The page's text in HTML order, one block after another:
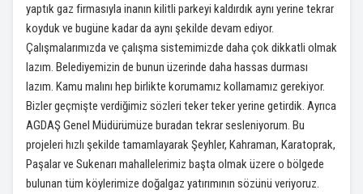
yaptık gaz firmasıyla inanın kilitli parkeyi kaldırdık aynı yerine tekrar
koyduk ve bugüne kadar da aynı şekilde devam ediyor.
Çalışmalarımızda ve çalışma sistemimizde daha çok dikkatli olmak
lazım. Belediyemizin de bunun üzerinde daha hassas durması
lazım. Kamu malını hep birlikte korumamız kollamamız gerekiyor.
Bizler geçmişte verdiğimiz sözleri teker teker yerine getirdik. Ayrıca
AGDAŞ Genel Müdürümüze buradan tekrar sesleniyorum. Bu
projeleri hızlı şekilde tamamlayarak Şeyhler, Kahraman, Karatoprak,
Paşalar ve Sukenarı mahallelerimiz başta olmak üzere o bölgede
bulunan tüm köylerimize doğalgaz yatırımının sözünü veriyoruz.